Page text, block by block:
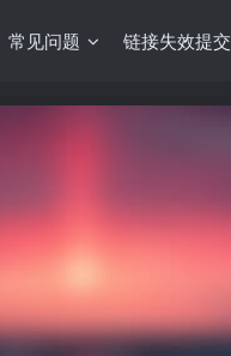
常见问题 链接失效提交